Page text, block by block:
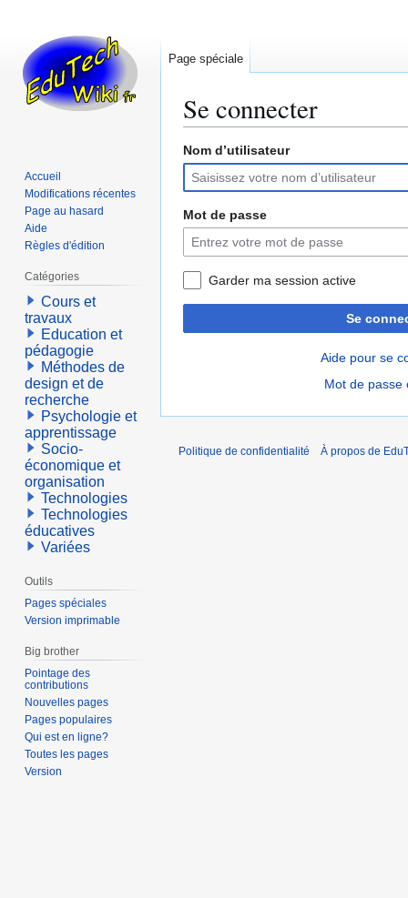
Se connecter
Aller
la
navigation
Aller
la
recherche
Nom d’utilisateur
Mot de passe
Garder ma session active
Se
Aide pour se
Mot de passe
Page spéciale
Accueil
Modifications récentes
Page au hasard
Aide
Règles d'édition
Catégories
Cours et
travaux
Education et
pédagogie
Méthodes de
design et de
recherche
Psychologie et
apprentissage
Socio-
économique et
organisation
Technologies
Technologies
éducatives
Variées
Outils
Pages spéciales
Version imprimable
Big brother
Pointage des
contributions
Nouvelles pages
Pages populaires
Qui est en ligne?
Toutes les pages
Version
Politique de confidentialité À propos de